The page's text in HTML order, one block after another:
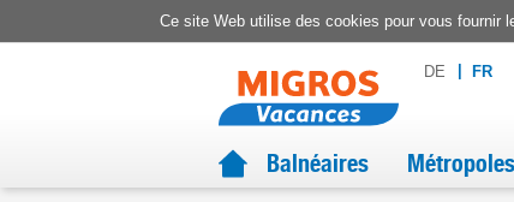
Ce site Web utilise des cookies pour vous fournir
DE FR
Balnéaires Métropoles